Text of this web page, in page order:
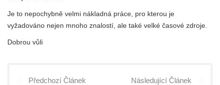
Je to nepochybně velmi nákladná práce, pro kterou je
vyžadováno nejen mnoho znalostí, ale také velké časové zdroje.
Dobrou vůli
Předchozí Článek Následující Článek